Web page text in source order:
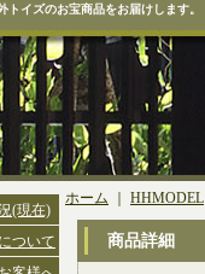
トイズのお宝商品をお届けします。
(現在)
ついて
ホーム HHMODEL
商品詳細